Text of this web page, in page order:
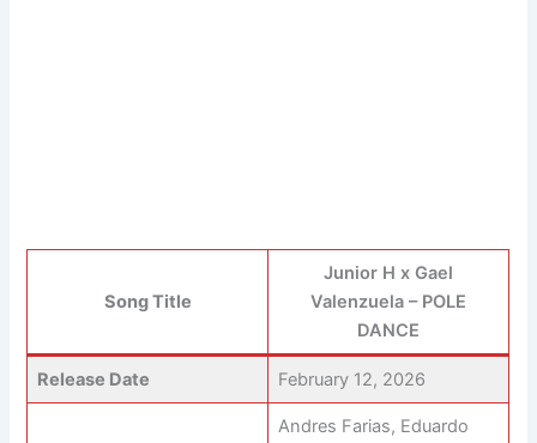
Song Title
Junior H x Gael
Valenzuela – POLE
DANCE
Release Date February 12, 2026
Andres Farias, Eduardo